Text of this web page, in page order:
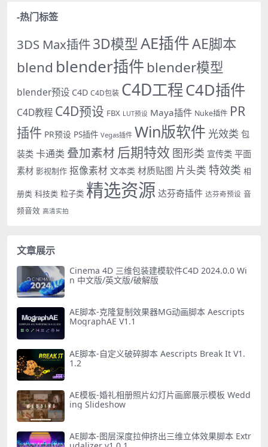
-热门标签
3DS Max插件3D模型AE插件AE脚本
blend blender插件 blender模型
blender预设 C4D C4D包装 C4D工程C4D插件
C4D教程 C4D预设 FBX LUT预设 Maya插件 Nuke插件 PR
插件 PR预设 PS插件 Vegas插件 Win版软件 光效类 包
装类 卡通类 叠加素材 后期特效 图形类 宣传类 平面
素材 影视制作 抠像素材 文本类 材质贴图 片头类 特效类 相
册类 科技类 粒子类 精选资源 达芬奇插件 达芬奇预设 音
频音效 高清实拍
文章展示
Cinema 4D 三维包装建模软件C4D 2024.0.0 Wi
n 中文版/英文版/破解版
AE脚本-克隆复制效果器MG动画脚本 Aescripts
MographAE V1.1
AE脚本-自定义破碎脚本 Aescripts Break It V1.
1.2
AE模板-婚礼相册照片幻灯片画廊展示模板 Wedd
ing Slideshow
AE脚本-图层深度拉伸挤出三维立体效果脚本 Extr